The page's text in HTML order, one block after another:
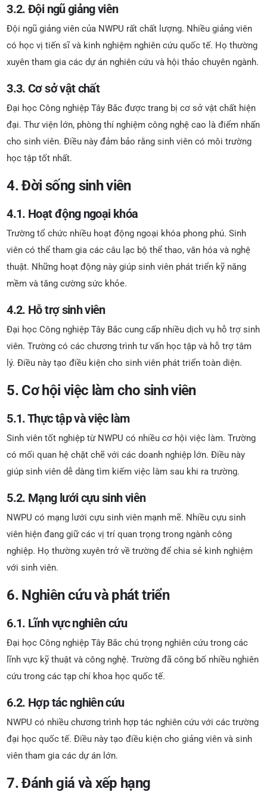
3.2. Đội ngũ giảng viên
Đội ngũ giảng viên của NWPU rất chất lượng. Nhiều giảng viên
có học vị tiến sĩ và kinh nghiệm nghiên cứu quốc tế. Họ thường
xuyên tham gia các dự án nghiên cứu và hội thảo chuyên ngành.
3.3. Cơ sở vật chất
Đại học Công nghiệp Tây Bắc được trang bị cơ sở vật chất hiện
đại. Thư viện lớn, phòng thí nghiệm công nghệ cao là điểm nhấn
cho sinh viên. Điều này đảm bảo rằng sinh viên có môi trường
học tập tốt nhất.
4. Đời sống sinh viên
4.1. Hoạt động ngoại khóa
Trường tổ chức nhiều hoạt động ngoại khóa phong phú. Sinh
viên có thể tham gia các câu lạc bộ thể thao, văn hóa và nghệ
thuật. Những hoạt động này giúp sinh viên phát triển kỹ năng
mềm và tăng cường sức khỏe.
4.2. Hỗ trợ sinh viên
Đại học Công nghiệp Tây Bắc cung cấp nhiều dịch vụ hỗ trợ sinh
viên. Trường có các chương trình tư vấn học tập và hỗ trợ tâm
lý. Điều này tạo điều kiện cho sinh viên phát triển toàn diện.
5. Cơ hội việc làm cho sinh viên
5.1. Thực tập và việc làm
Sinh viên tốt nghiệp từ NWPU có nhiều cơ hội việc làm. Trường
có mối quan hệ chặt chẽ với các doanh nghiệp lớn. Điều này
giúp sinh viên dễ dàng tìm kiếm việc làm sau khi ra trường.
5.2. Mạng lưới cựu sinh viên
NWPU có mạng lưới cựu sinh viên mạnh mẽ. Nhiều cựu sinh
viên hiện đang giữ các vị trí quan trọng trong ngành công
nghiệp. Họ thường xuyên trở về trường để chia sẻ kinh nghiệm
với sinh viên.
6. Nghiên cứu và phát triển
6.1. Lĩnh vực nghiên cứu
Đại học Công nghiệp Tây Bắc chú trọng nghiên cứu trong các
lĩnh vực kỹ thuật và công nghệ. Trường đã công bố nhiều nghiên
cứu trong các tạp chí khoa học quốc tế.
6.2. Hợp tác nghiên cứu
NWPU có nhiều chương trình hợp tác nghiên cứu với các trường
đại học quốc tế. Điều này tạo điều kiện cho giảng viên và sinh
viên tham gia các dự án lớn.
7. Đánh giá và xếp hạng